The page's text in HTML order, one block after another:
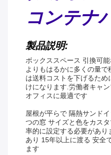
コンテナ
製品説明:
ボックススペース 引換可
よりもはるかに多くの量
は送料コストを下げるた
けになります.労働者キャ
オフィスに最適です
屋根が平らで 隔熱サンド
つの窓 サイズと色をカス
率的に設定する必要があ
あり 15年以上に渡る 安全
ます